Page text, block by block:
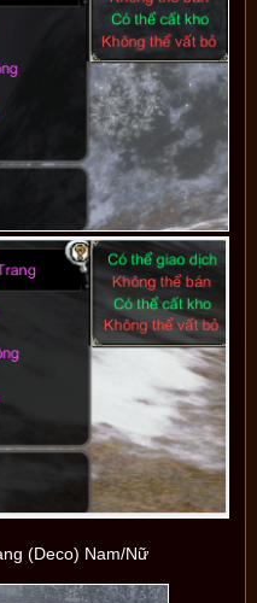
(Deco) Nam/Nữ